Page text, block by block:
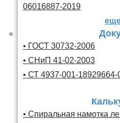
06016887-2019
• ГОСТ 30732-2006
• СНиП 41-02-2003
• СТ 4937-001-18929664-
• Спиральная намотка